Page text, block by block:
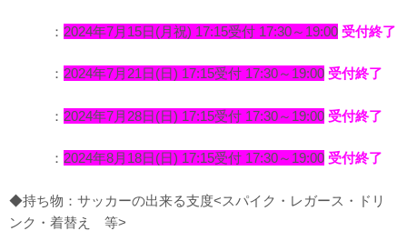
： 2024年7月15日(月祝) 17:15受付 17:30～19:00 受付終了
： 2024年7月21日(日) 17:15受付 17:30～19:00 受付終了
： 2024年7月28日(日) 17:15受付 17:30～19:00 受付終了
： 2024年8月18日(日) 17:15受付 17:30～19:00 受付終了
◆持ち物：サッカーの出来る支度<スパイク・レガース・ドリ
ンク・着替え 等>